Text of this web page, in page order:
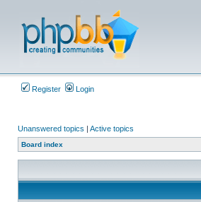
Register Login
Unanswered topics | Active topics
Board index